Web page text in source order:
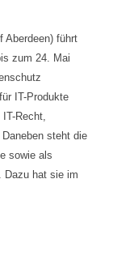
Aberdeen) führt
zum 24. Mai
IT-Produkte
Recht,
steht die
sowie als
Dazu hat sie im